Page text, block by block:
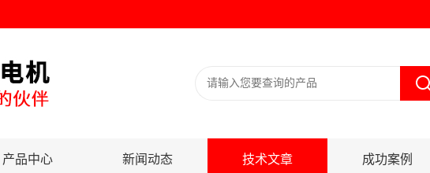
产品中心 新闻动态 技术文章 成功案例